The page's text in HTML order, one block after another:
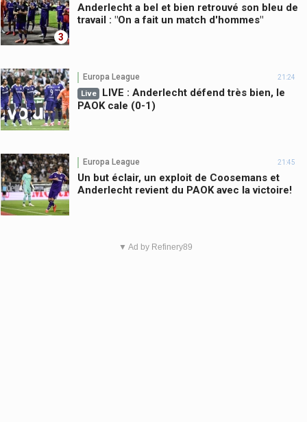
3
Anderlecht a bel et bien retrouvé son bleu de
travail : "On a fait un match d'hommes"
Europa League 21:24
Live
LIVE : Anderlecht défend très bien, le
PAOK cale (0-1)
Europa League 21:45
Un but éclair, un exploit de Coosemans et
Anderlecht revient du PAOK avec la victoire!
▼ Ad by Refinery89